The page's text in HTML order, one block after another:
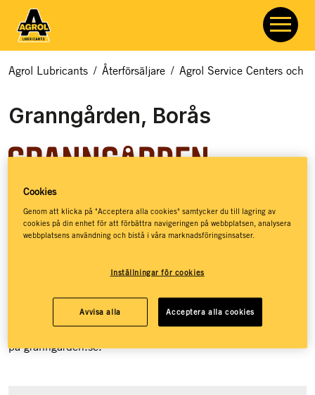
Agrol Lubricants / Återförsäljare / Agrol Service Centers och
Granngården, Borås
Granngården hjälper dig med allt som rör odling, djur och
natur. Hos Granngården hittar du ett basutbud av
jordnära liv. Granngården har stöttat drömmar sedan 1880,
då de öppnade sin första lilla gårdshandel på den
småländska landsbygden. Idag, mer än 140 år senare, har
Granngården över 100 butiker runt om i landet och e-handel
på granngården.se.
Cookies
Genom att klicka på "Acceptera alla cookies" samtycker du till lagring av
cookies på din enhet för att förbättra navigeringen på webbplatsen, analysera
webbplatsens användning och bistå i våra marknadsföringsinsatser.
Inställningar för cookies
Avvisa alla Acceptera alla cookies